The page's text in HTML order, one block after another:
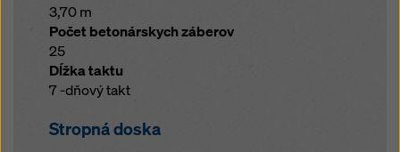
3,70 m
Počet betonárskych záberov
25
Dĺžka taktu
7 -dňový takt
Stropná doska